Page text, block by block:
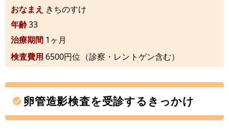
おなまえ きちのすけ
年齢33
治療期間 1ヶ月
検査費用 6500円位（診察・レントゲン含む）
卵管造影検査を受診するきっかけ